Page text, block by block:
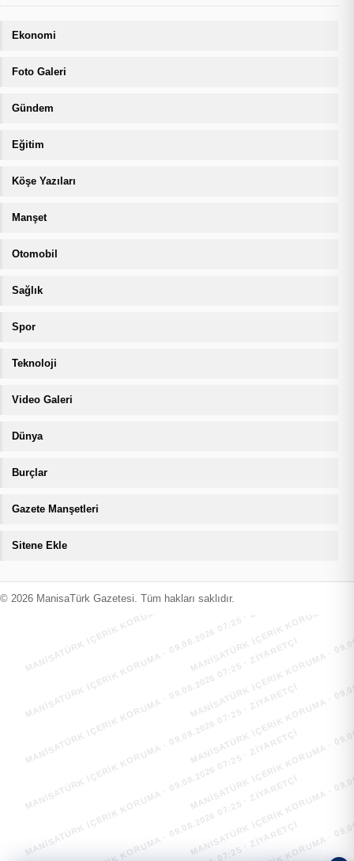
Ekonomi
Foto Galeri
Gündem
Eğitim
Köşe Yazıları
Manşet
Otomobil
Sağlık
Spor
Teknoloji
Video Galeri
Dünya
Burçlar
Gazete Manşetleri
Sitene Ekle
© 2026 ManisaTürk Gazetesi. Tüm hakları saklıdır.
MANİSATÜRK İÇERİK KORUMA · 09.08.2026 07:25 · ZIYARETÇI
MANİSATÜRK İÇERİK KORUMA
MANİSATÜRK İÇERİK KORUMA · 09.08.2026 07:25 · ZIYARETÇI
MANİSATÜRK İÇERİK KORUMA
MANİSATÜRK İÇERİK KORUMA · 09.08.2026 07:25 · ZIYARETÇI
MANİSATÜRK İÇERİK KORUMA
MANİSATÜRK İÇERİK KORUMA · 09.08.2026 07:25 · ZIYARETÇI
MANİSATÜRK İÇERİK KORUMA
MANİSATÜRK İÇERİK KORUMA · 09.08.2026 07:25 · ZIYARETÇI
MANİSATÜRK İÇERİK KORUMA